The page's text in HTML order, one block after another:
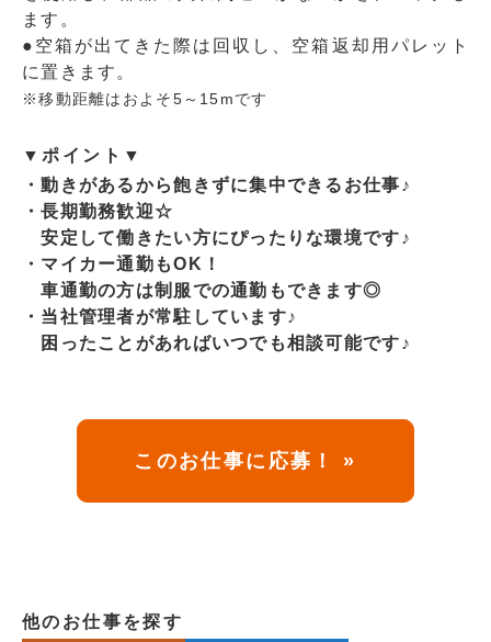
ます。
●空箱が出てきた際は回収し、空箱返却用パレット
に置きます。
※移動距離はおよそ5～15mです
▼ポイント▼
・動きがあるから飽きずに集中できるお仕事♪
・長期勤務歓迎☆
安定して働きたい方にぴったりな環境です♪
・マイカー通勤もOK！
車通勤の方は制服での通勤もできます◎
・当社管理者が常駐しています♪
困ったことがあればいつでも相談可能です♪
このお仕事に応募！ »
他のお仕事を探す